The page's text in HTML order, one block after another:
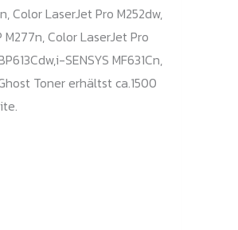
Color LaserJet Pro M252dw,
Color LaserJet Pro
SENSYS MF631Cn,
Toner erhältst ca.1500